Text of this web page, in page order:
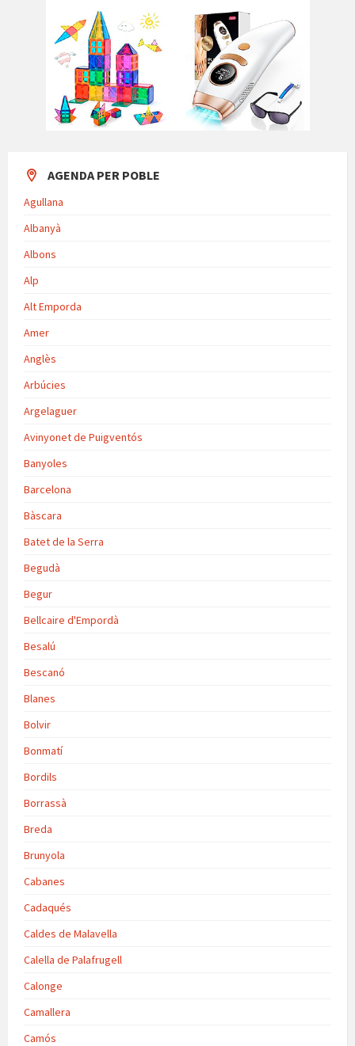
AGENDA PER POBLE
Agullana
Albanyà
Albons
Alp
Alt Emporda
Amer
Anglès
Arbúcies
Argelaguer
Avinyonet de Puigventós
Banyoles
Barcelona
Bàscara
Batet de la Serra
Begudà
Begur
Bellcaire d'Empordà
Besalú
Bescanó
Blanes
Bolvir
Bonmatí
Bordils
Borrassà
Breda
Brunyola
Cabanes
Cadaqués
Caldes de Malavella
Calella de Palafrugell
Calonge
Camallera
Camós